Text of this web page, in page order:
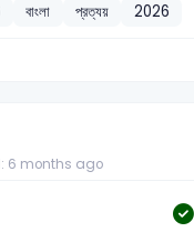
বাংলা প্রত্যয় 2026
6 months ago